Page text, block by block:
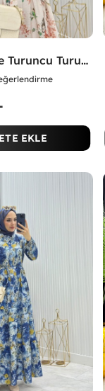
Sevim Elbise Turuncu Turuncu
EKLE